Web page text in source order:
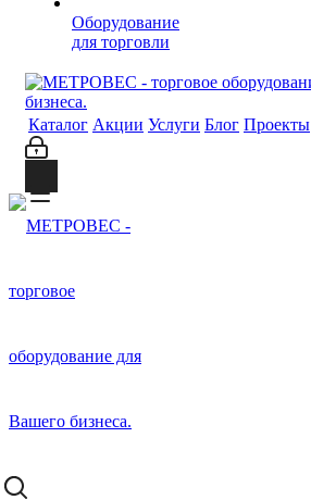
Оборудование
для торговли
Каталог Акции Услуги Блог Проекты